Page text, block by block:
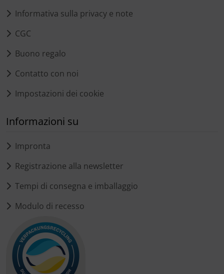
Informativa sulla privacy e note
CGC
Buono regalo
Contatto con noi
Impostazioni dei cookie
Informazioni su
Impronta
Registrazione alla newsletter
Tempi di consegna e imballaggio
Modulo di recesso